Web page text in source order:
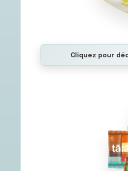
Cliquez pour